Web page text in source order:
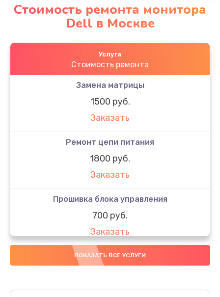
Стоимость ремонта монитора
Dell в Москве
Услуга
Стоимость ремонта
Замена матрицы
1500 руб.
Заказать
Ремонт цепи питания
1800 руб.
Заказать
Прошивка блока управления
700 руб.
Заказать
Замена электронных компонентов
Заказать
ПОКАЗАТЬ ВСЕ УСЛУГИ